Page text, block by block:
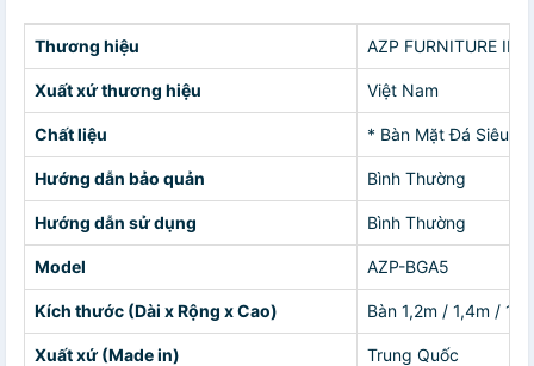
Thương hiệu AZP FURNITURE IN
Xuất xứ thương hiệu Việt Nam
Chất liệu * Bàn Mặt Đá Siêu
Hướng dẫn bảo quản Bình Thường
Hướng dẫn sử dụng Bình Thường
Model AZP-BGA5
Kích thước (Dài x Rộng x Cao) Bàn 1,2m / 1,4m /
Xuất xứ (Made in) Trung Quốc